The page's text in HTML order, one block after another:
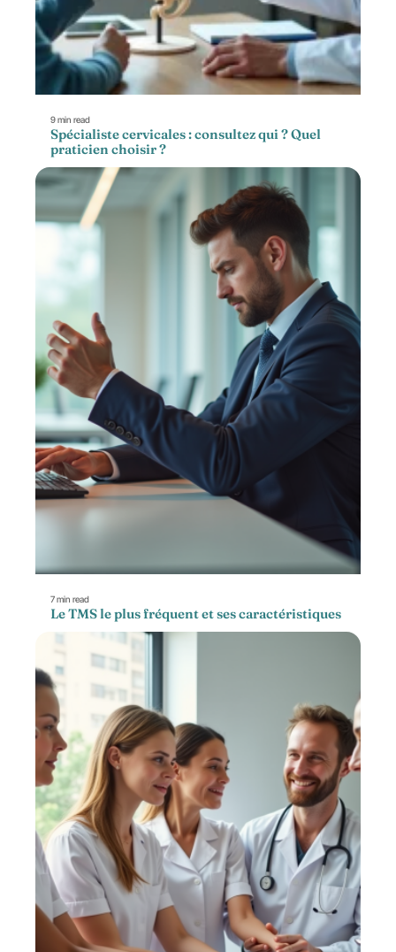
9 min read
Spécialiste cervicales : consultez qui ? Quel
praticien choisir ?
7 min read
Le TMS le plus fréquent et ses caractéristiques